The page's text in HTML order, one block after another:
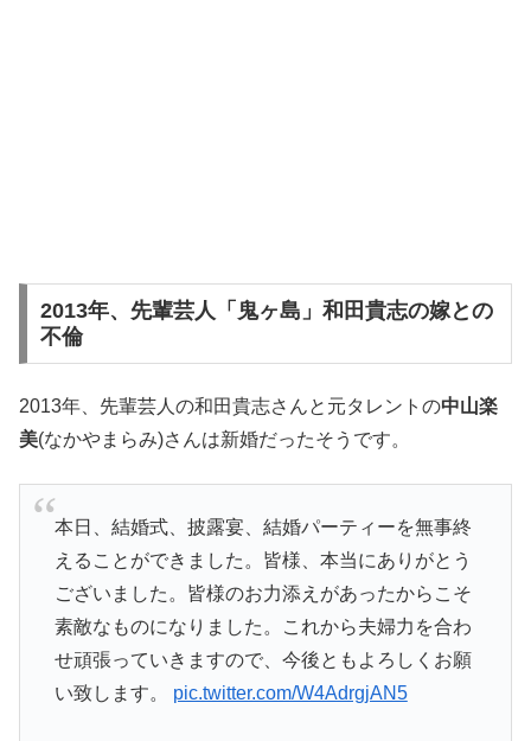
2013年、先輩芸人「鬼ヶ島」和田貴志の嫁との
不倫
2013年、先輩芸人の和田貴志さんと元タレントの中山楽
美(なかやまらみ)さんは新婚だったそうです。
本日、結婚式、披露宴、結婚パーティーを無事終
えることができました。皆様、本当にありがとう
ございました。皆様のお力添えがあったからこそ
素敵なものになりました。これから夫婦力を合わ
せ頑張っていきますので、今後ともよろしくお願
い致します。 pic.twitter.com/W4AdrgjAN5